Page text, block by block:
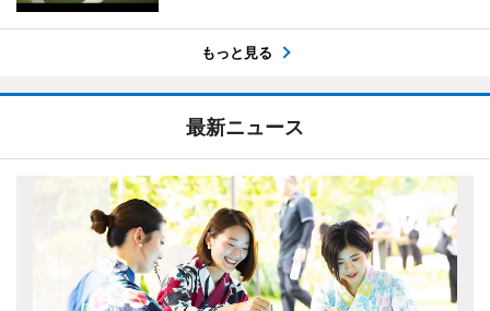
もっと見る
最新ニュース